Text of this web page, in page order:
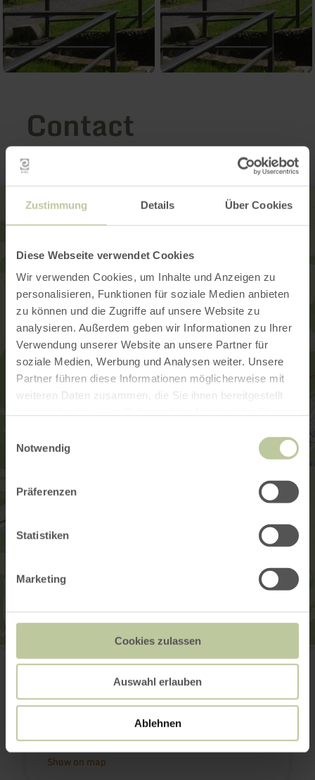
Zustimmung Details Über Cookies
Diese Webseite verwendet Cookies
Wir verwenden Cookies, um Inhalte und Anzeigen zu
personalisieren, Funktionen für soziale Medien anbieten
zu können und die Zugriffe auf unsere Website zu
analysieren. Außerdem geben wir Informationen zu Ihrer
Verwendung unserer Website an unsere Partner für
soziale Medien, Werbung und Analysen weiter. Unsere
Partner führen diese Informationen möglicherweise mit
weiteren Daten zusammen, die Sie ihnen bereitgestellt
Notwendig
Präferenzen
Statistiken
Marketing
Cookies zulassen
Auswahl erlauben
Ablehnen
Contact
Kirchstraße
Email
Plan your arrival
Show on map